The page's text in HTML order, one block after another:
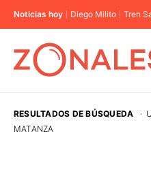
Noticias hoy Diego Milito Tren
RESULTADOS DE BÚSQUEDA ·
MATANZA